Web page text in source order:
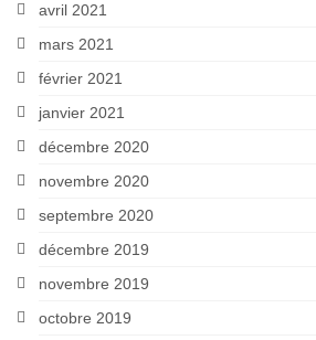
avril 2021
mars 2021
février 2021
janvier 2021
décembre 2020
novembre 2020
septembre 2020
décembre 2019
novembre 2019
octobre 2019